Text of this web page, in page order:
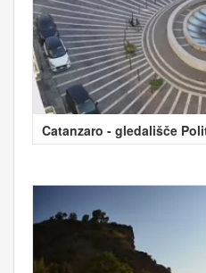
Catanzaro - gledališče